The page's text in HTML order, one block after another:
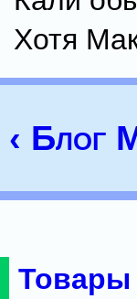
Хотя
‹ Блог
Товары